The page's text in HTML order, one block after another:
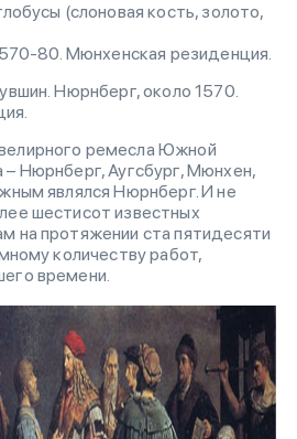
(слоновая кость, золото,
80. Мюнхенская резиденция.
Нюрнберг, около 1570.
ремесла Южной
Нюрнберг, Аугсбург, Мюнхен,
являлся Нюрнберг. И не
шестисот известных
на протяжении ста пятидесяти
количеству работ,
времени.